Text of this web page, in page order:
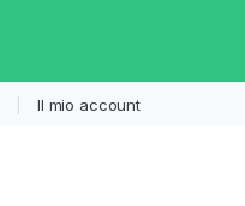
Il mio account